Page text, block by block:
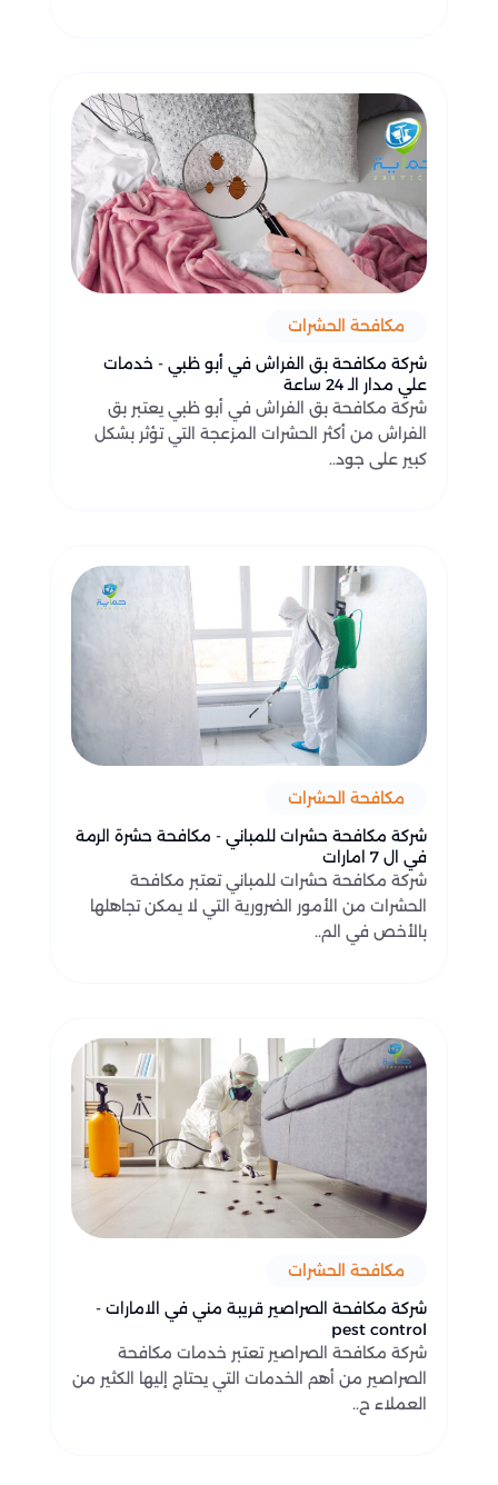
مكافحة الحشرات
شركة مكافحة بق الفراش في أبو ظبي - خدمات
علي مدار الـ 24 ساعة
شركة مكافحة بق الفراش في أبو ظبي يعتبر بق
الفراش من أكثر الحشرات المزعجة التي تؤثر بشكل
كبير على جود..
مكافحة الحشرات
شركة مكافحة حشرات للمباني - مكافحة حشرة الرمة
في ال 7 امارات
شركة مكافحة حشرات للمباني تعتبر مكافحة
الحشرات من الأمور الضرورية التي لا يمكن تجاهلها
بالأخص في الم..
مكافحة الحشرات
شركة مكافحة الصراصير قريبة مني في الامارات -
pest control
شركة مكافحة الصراصير تعتبر خدمات مكافحة
الصراصير من أهم الخدمات التي يحتاج إليها الكثير من
العملاء ح..